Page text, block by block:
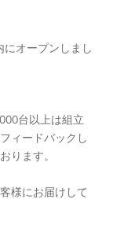
オープンしまし
台以上は組立
ィードバックし
ります。
様にお届けして